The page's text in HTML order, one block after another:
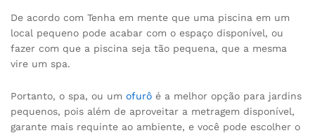
De acordo com Tenha em mente que uma piscina em um
local pequeno pode acabar com o espaço disponível, ou
fazer com que a piscina seja tão pequena, que a mesma
vire um spa.
Portanto, o spa, ou um ofurô é a melhor opção para jardins
pequenos, pois além de aproveitar a metragem disponível,
garante mais requinte ao ambiente, e você pode escolher o